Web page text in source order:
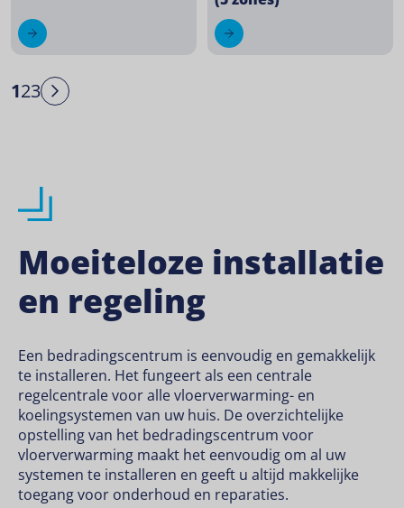
123 Next
Moeiteloze installatie
en regeling
Een bedradingscentrum is eenvoudig en gemakkelijk
te installeren. Het fungeert als een centrale
regelcentrale voor alle vloerverwarming- en
koelingsystemen van uw huis. De overzichtelijke
opstelling van het bedradingscentrum voor
vloerverwarming maakt het eenvoudig om al uw
systemen te installeren en geeft u altijd makkelijke
toegang voor onderhoud en reparaties.